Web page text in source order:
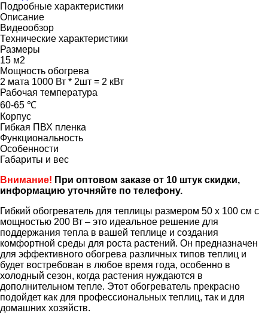
Подробные характеристики
Описание
Видеообзор
Технические характеристики
Размеры
15 м2
Мощность обогрева
2 мата 1000 Вт * 2шт = 2 кВт
Рабочая температура
60-65 ℃
Корпус
Гибкая ПВХ пленка
Функциональность
Особенности
Габариты и вес
Внимание! При оптовом заказе от 10 штук скидки,
информацию уточняйте по телефону.
Гибкий обогреватель для теплицы размером 50 х 100 см с
мощностью 200 Вт – это идеальное решение для
поддержания тепла в вашей теплице и создания
комфортной среды для роста растений. Он предназначен
для эффективного обогрева различных типов теплиц и
будет востребован в любое время года, особенно в
холодный сезон, когда растения нуждаются в
дополнительном тепле. Этот обогреватель прекрасно
подойдет как для профессиональных теплиц, так и для
домашних хозяйств.